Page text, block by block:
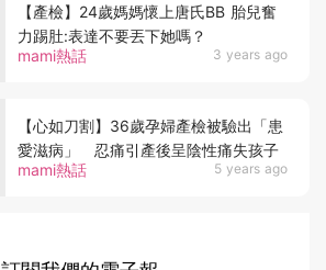
mami熱話 3 years ago
【產檢】24歲媽媽懷上唐氏BB 胎兒奮
力踢肚:表達不要丟下她嗎？
mami熱話 5 years ago
【心如刀割】36歲孕婦產檢被驗出「患
愛滋病」 忍痛引產後呈陰性痛失孩子